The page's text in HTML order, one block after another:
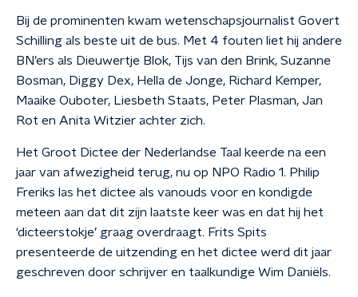
Bij de prominenten kwam wetenschapsjournalist Govert
Schilling als beste uit de bus. Met 4 fouten liet hij andere
BN’ers als Dieuwertje Blok, Tijs van den Brink, Suzanne
Bosman, Diggy Dex, Hella de Jonge, Richard Kemper,
Maaike Ouboter, Liesbeth Staats, Peter Plasman, Jan
Rot en Anita Witzier achter zich.
Het Groot Dictee der Nederlandse Taal keerde na een
jaar van afwezigheid terug, nu op NPO Radio 1. Philip
Freriks las het dictee als vanouds voor en kondigde
meteen aan dat dit zijn laatste keer was en dat hij het
‘dicteerstokje’ graag overdraagt. Frits Spits
presenteerde de uitzending en het dictee werd dit jaar
geschreven door schrijver en taalkundige Wim Daniëls.